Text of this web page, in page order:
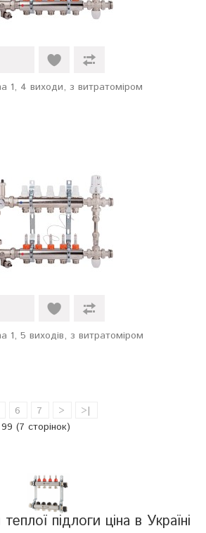
1, 4 виходи, з витратоміром
1, 5 виходів, з витратоміром
6 7 >
>|
(7 сторінок)
підлоги ціна в Україні